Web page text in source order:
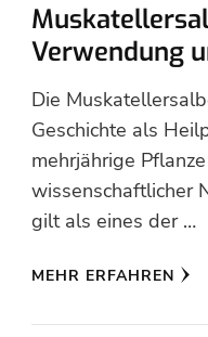
Verwendung
Die
Geschichte als
mehrjährige
wissenschaftlicher
gilt als eines der …
MEHR ERFAHREN